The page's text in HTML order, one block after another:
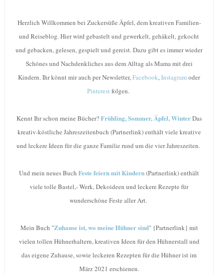
Herzlich Willkommen bei Zuckersüße Äpfel, dem kreativen Familien-
und Reiseblog. Hier wird gebastelt und gewerkelt, gehäkelt, gekocht
und gebacken, gelesen, gespielt und gereist. Dazu gibt es immer wieder
Schönes und Nachdenkliches aus dem Alltag als Mama mit drei
Kindern. Ihr könnt mir auch per Newsletter,Facebook,Instagramoder
Pinterest folgen.
Kennt Ihr schon meine Bücher?Frühling, Sommer, Äpfel, WinterDas
kreativ-köstliche Jahreszeitenbuch (Partnerlink) enthält viele kreative
und leckere Ideen für die ganze Familie rund um die vier Jahreszeiten.
Und mein neues Buch Feste feiern mit Kindern(Partnerlink) enthält
viele tolle Bastel,- Werk, Dekoideen und leckere Rezepte für
wunderschöne Feste aller Art.
Mein Buch "Zuhause ist, wo meine Hühner sind" {Partnerlink} mit
vielen tollen Hühnerhaltern, kreativen Ideen für den Hühnerstall und
das eigene Zuhause, sowie leckeren Rezepten für die Hühner ist im
März 2021 erschienen.